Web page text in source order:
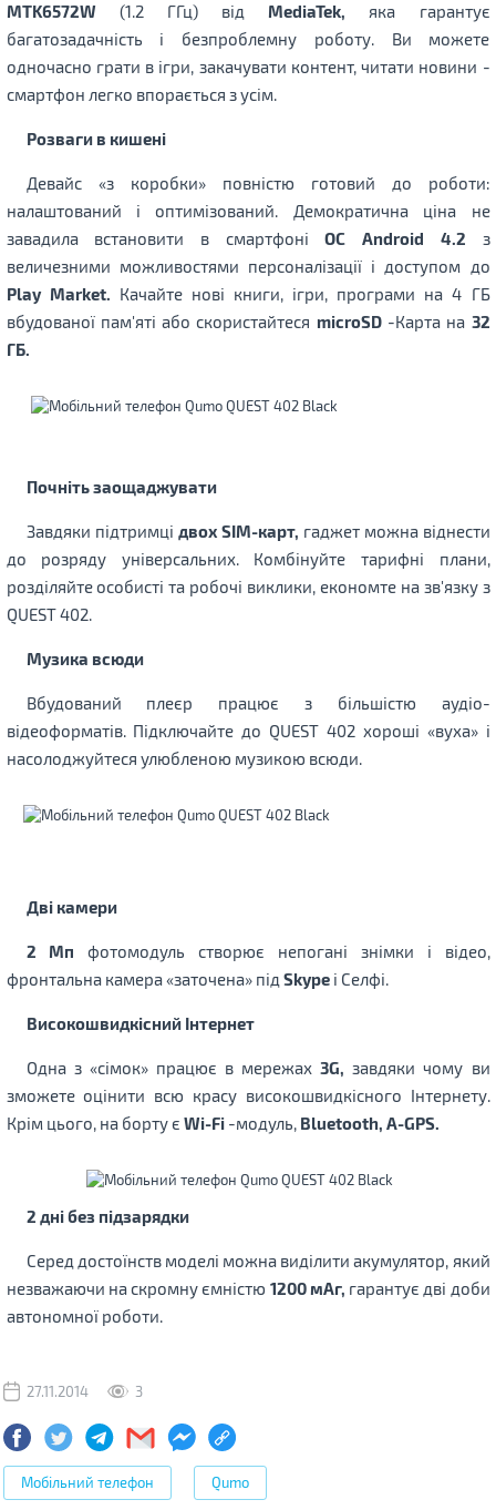
MTK6572W(1.2 ГГц) від MediaTek, яка гарантує
багатозадачність і безпроблемну роботу. Ви можете
одночасно грати в ігри, закачувати контент, читати новини -
смартфон легко впорається з усім.
Розваги в кишені
Девайс «з коробки» повністю готовий до роботи:
налаштований і оптимізований. Демократична ціна не
завадила встановити в смартфоніОС Android 4.2 з
величезними можливостями персоналізації і доступом до
Play Market. Качайте нові книги, ігри, програми на 4 ГБ
вбудованої пам'яті або скористайтеся microSD-Карта на 32
ГБ.
Почніть заощаджувати
Завдяки підтримці двох SIM-карт, гаджет можна віднести
до розряду універсальних. Комбінуйте тарифні плани,
розділяйте особисті та робочі виклики, економте на зв'язку з
QUEST 402.
Музика всюди
Вбудований плеєр працює з більшістю аудіо-
відеоформатів. Підключайте до QUEST 402 хороші «вуха» і
насолоджуйтеся улюбленою музикою всюди.
Дві камери
2 Мп фотомодуль створює непогані знімки і відео,
фронтальна камера «заточена» під Skypeі Селфі.
Високошвидкісний Інтернет
Одна з «сімок» працює в мережах3G, завдяки чому ви
зможете оцінити всю красу високошвидкісного Інтернету.
Крім цього, на борту є Wi-Fi-модуль, Bluetooth, A-GPS.
2 дні без підзарядки
Серед достоїнств моделі можна виділити акумулятор, який
незважаючи на скромну ємністю 1200 мАг, гарантує дві доби
автономної роботи.
27.11.2014 3
Мобільний телефон Qumo